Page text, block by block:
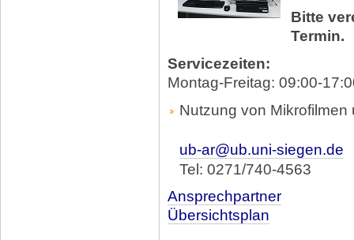
Bitte
Termin.
Servicezeiten:
Montag-Freitag: 09:00-
Nutzung von Mikrofilmen
ub-ar@ub.uni-siegen.de
Tel: 0271/740-4563
Ansprechpartner
Übersichtsplan